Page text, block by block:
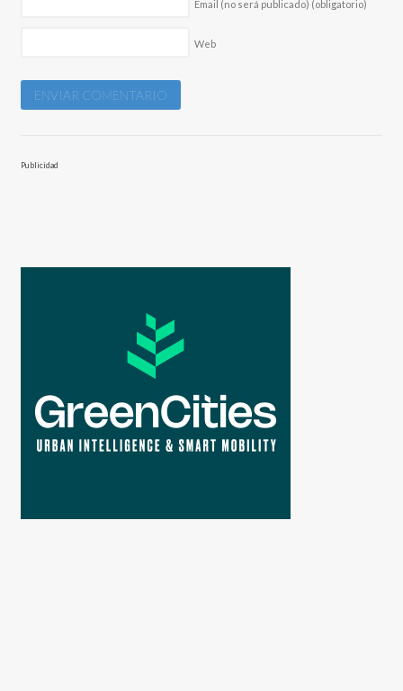
Email (no será publicado) (obligatorio)
Web
Publicidad